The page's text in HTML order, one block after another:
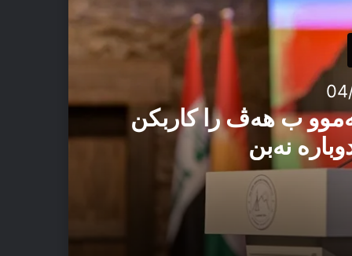
ب هەڤ را کاربکن
نەبن
ئەڤ تاوان دوبارە نەبن